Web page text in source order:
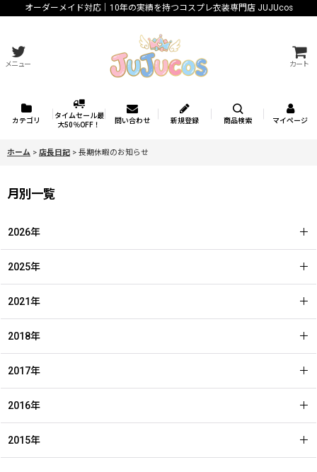
オーダーメイド対応｜10年の実績を持つコスプレ衣装専門店 JUJUcos
メニュー カート
カテゴリ
タイムセール最
大50％OFF！
問い合わせ 新規登録 商品検索 マイページ
ホーム > 店長日記 > 長期休暇のお知らせ
月別一覧
2026年
2025年
2021年
2018年
2017年
2016年
2015年